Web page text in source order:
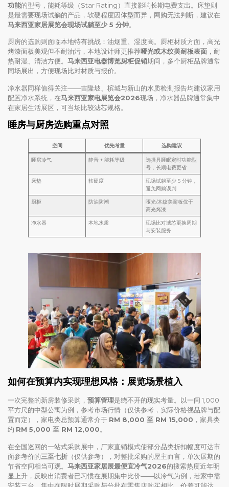
功能的型号，能耗等级（Star Rating）直接影响长期电费支出。床垫则
是最需要现场试躺的产品，软硬程度因体型而异，网购无法判断，建议在
马来西亚家居展览会现场试躺至少 5 分钟。
厨房的选购则面临本地特有挑战：油烟重、湿度高。厨柜材质方面，高光
烤漆面板美观但不耐油污，本地设计师更推荐哑光或木纹美耐板表面 ，耐
热耐湿、清洁方便。 马来西亚电器博览厨柜促销期间，多个厨柜品牌通常
同场展出，方便现场比对材质与报价。
净水器同样值得关注——吉隆坡、槟城与新山的水质检测报告均建议家用
配置净水系统，在马来西亚家电展览会2026现场，净水器品牌通常集中
在家居生活展区，可当场比较滤芯规格。
睡房与厨房选购重点对照
空间 优先考量 选购建议
睡房冷气 静音 + 能耗等级
选择具睡眠定时功能型
号，长期电费更省
床垫
软硬度
现场试躺至少 5 分钟，
避免网购误判
厨柜
防油防潮
哑光/木纹美耐板优于
高光烤漆
净水器
本地水质
现场比对滤芯更换周期
与安装服务
如何在预算内实现理想风格：展览场景植入
一次完整的新房装修采购， 预算管理是绕不开的现实考量。以一间 1,000
平方尺的中型公寓为例，参考市场行情（仅供参考，实际价格视品牌与配
置而定），家电类总预算通常介于 RM 8,000 至 RM 15,000 ，家具类
约 RM 5,000 至 RM 12,000。
在全国巡回的一站式采购展中，厂家直销模式使部分品类折扣幅度可达市
面参考价的三至七折 （仅供参考），对整批采购的屋主而言，单次展期的
节省空间相当可观。 马来西亚家居展最便宜冷气2026的搜索热度近年明
显上升，反映出消费者已习惯在展期集中比价——以冷气为例，若家中需